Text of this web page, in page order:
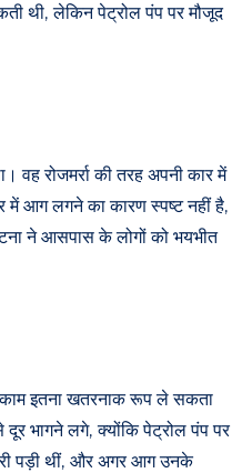
थी, लेकिन पेट्रोल पंप पर मौजूद
वह रोजमर्रा की तरह अपनी कार में
में आग लगने का कारण स्पष्ट नहीं है,
ने आसपास के लोगों को भयभीत
इतना खतरनाक रूप ले सकता
भागने लगे, क्योंकि पेट्रोल पंप पर
पड़ी थीं, और अगर आग उनके